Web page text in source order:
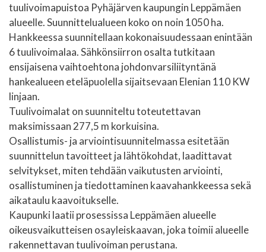
tuulivoimapuistoa Pyhäjärven kaupungin Leppämäen
alueelle. Suunnittelualueen koko on noin 1050 ha.
Hankkeessa suunnitellaan kokonaisuudessaan enintään
6 tuulivoimalaa. Sähkönsiirron osalta tutkitaan
ensijaisena vaihtoehtona johdonvarsiliityntänä
hankealueen eteläpuolella sijaitsevaan Elenian 110 KW
linjaan.
Tuulivoimalat on suunniteltu toteutettavan
maksimissaan 277,5 m korkuisina.
Osallistumis- ja arviointisuunnitelmassa esitetään
suunnittelun tavoitteet ja lähtökohdat, laadittavat
selvitykset, miten tehdään vaikutusten arviointi,
osallistuminen ja tiedottaminen kaavahankkeessa sekä
aikataulu kaavoitukselle.
Kaupunki laatii prosessissa Leppämäen alueelle
oikeusvaikutteisen osayleiskaavan, joka toimii alueelle
rakennettavan tuulivoiman perustana.